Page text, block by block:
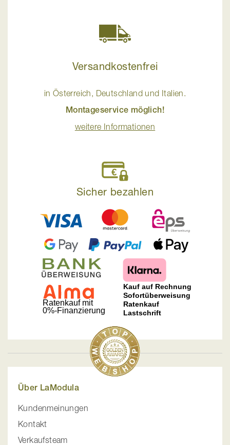
Versandkostenfrei
in Österreich, Deutschland und Italien.
Montageservice möglich!
weitere Informationen
Sicher bezahlen
Über LaModula
Kundenmeinungen
Kontakt
Verkaufsteam